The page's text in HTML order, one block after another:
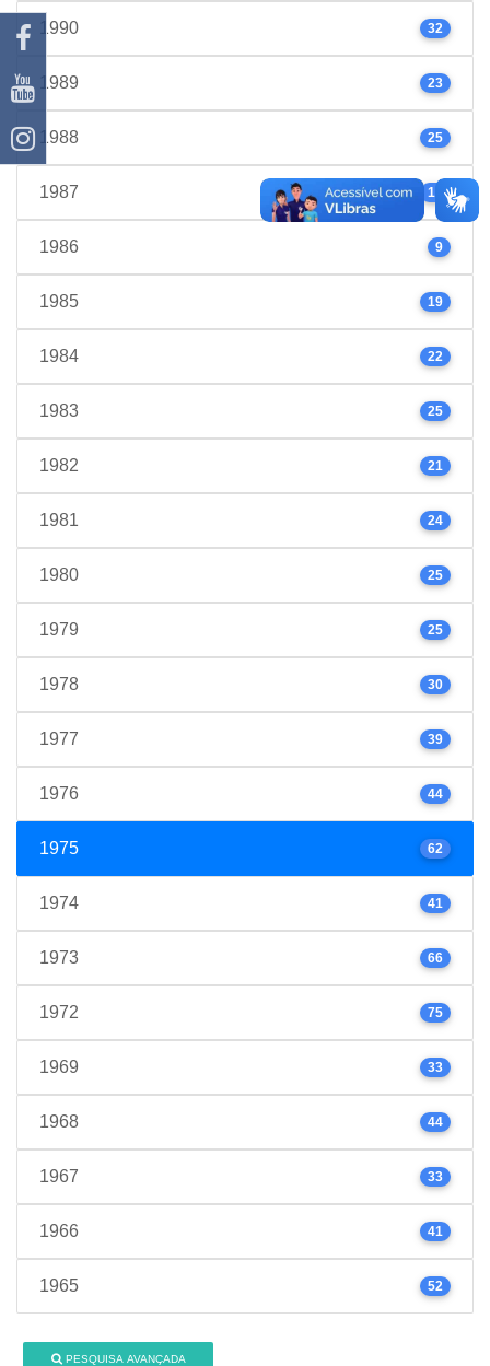
1990 32
1989 23
1988 25
1987 17
1986 9
1985 19
1984 22
1983 25
1982 21
1981 24
1980 25
1979 25
1978 30
1977 39
1976 44
1975 62
1974 41
1973 66
1972 75
1969 33
1968 44
1967 33
1966 41
1965 52
PESQUISA AVANÇADA